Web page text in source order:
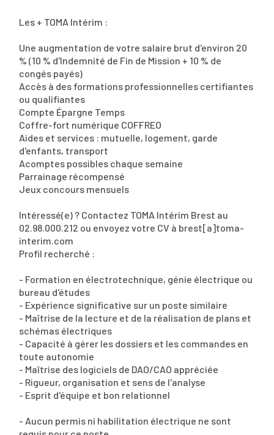
Les + TOMA Intérim :
Une augmentation de votre salaire brut d'environ 20
% (10 % d'Indemnité de Fin de Mission + 10 % de
congés payés)
Accès à des formations professionnelles certifiantes
ou qualifiantes
Compte Épargne Temps
Coffre-fort numérique COFFREO
Aides et services : mutuelle, logement, garde
d'enfants, transport
Acomptes possibles chaque semaine
Parrainage récompensé
Jeux concours mensuels
Intéressé(e) ? Contactez TOMA Intérim Brest au
02.98.000.212 ou envoyez votre CV à brest[a]toma-
interim.com
Profil recherché :
- Formation en électrotechnique, génie électrique ou
bureau d'études
- Expérience significative sur un poste similaire
- Maîtrise de la lecture et de la réalisation de plans et
schémas électriques
- Capacité à gérer les dossiers et les commandes en
toute autonomie
- Maîtrise des logiciels de DAO/CAO appréciée
- Rigueur, organisation et sens de l'analyse
- Esprit d'équipe et bon relationnel
- Aucun permis ni habilitation électrique ne sont